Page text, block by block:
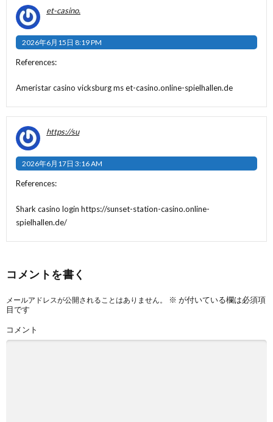
et-casino.
2026年6月15日 8:19 PM
References:
Ameristar casino vicksburg mset-casino.online-spielhallen.de
https://su
2026年6月17日 3:16 AM
References:
Shark casino login https://sunset-station-casino.online-
spielhallen.de/
コメントを書く
メールアドレスが公開されることはありません。 ※ が付いている欄は必須項
目です
コメント